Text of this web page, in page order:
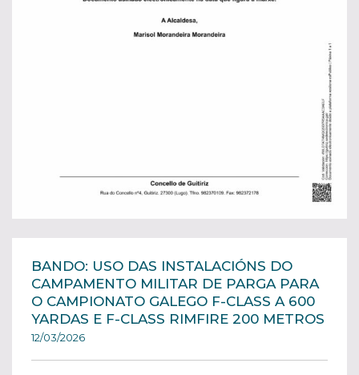
BANDO: USO DAS INSTALACIÓNS DO
CAMPAMENTO MILITAR DE PARGA PARA
O CAMPIONATO GALEGO F-CLASS A 600
YARDAS E F-CLASS RIMFIRE 200 METROS
12/03/2026